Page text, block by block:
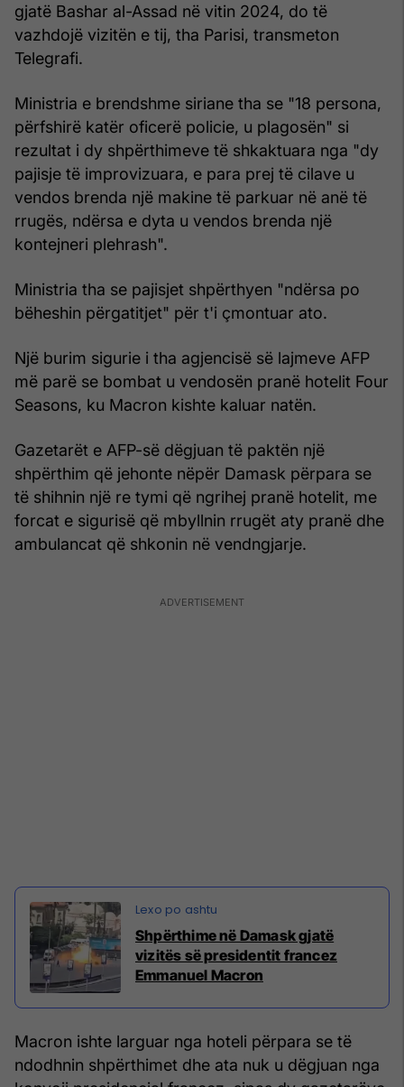
gjatë Bashar al-Assad në vitin 2024, do të
vazhdojë vizitën e tij, tha Parisi, transmeton
Telegrafi.
Ministria e brendshme siriane tha se "18 persona,
përfshirë katër oficerë policie, u plagosën" si
rezultat i dy shpërthimeve të shkaktuara nga "dy
pajisje të improvizuara, e para prej të cilave u
vendos brenda një makine të parkuar në anë të
rrugës, ndërsa e dyta u vendos brenda një
kontejneri plehrash".
Ministria tha se pajisjet shpërthyen "ndërsa po
bëheshin përgatitjet" për t'i çmontuar ato.
Një burim sigurie i tha agjencisë së lajmeve AFP
më parë se bombat u vendosën pranë hotelit Four
Seasons, ku Macron kishte kaluar natën.
Gazetarët e AFP-së dëgjuan të paktën një
shpërthim që jehonte nëpër Damask përpara se
të shihnin një re tymi që ngrihej pranë hotelit, me
forcat e sigurisë që mbyllnin rrugët aty pranë dhe
ambulancat që shkonin në vendngjarje.
Shpërthime në Damask gjatë
vizitës së presidentit francez
Emmanuel Macron
Macron ishte larguar nga hoteli përpara se të
ndodhnin shpërthimet dhe ata nuk u dëgjuan nga